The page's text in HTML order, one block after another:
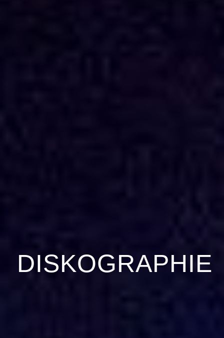
DISKOGRAPHIE